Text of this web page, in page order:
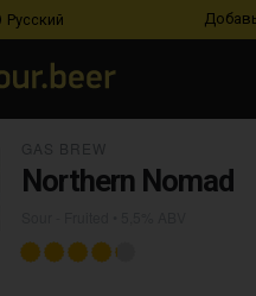
Русский
Northern Nomad